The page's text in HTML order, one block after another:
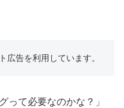
広告を利用しています。
って必要なのかな？」